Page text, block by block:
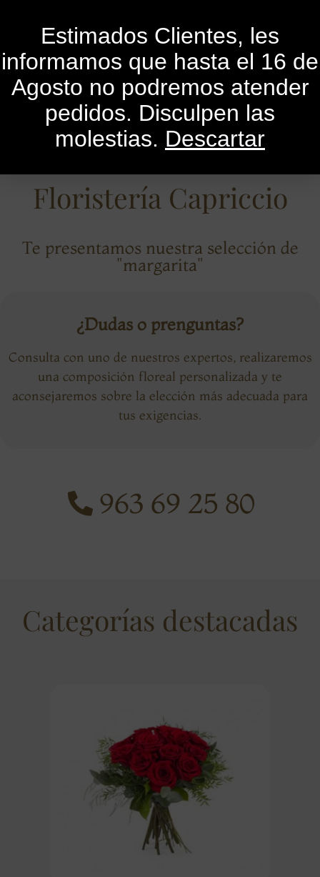
Estimados Clientes, les
informamos que hasta el 16 de
Agosto no podremos atender
pedidos. Disculpen las
molestias. Descartar
Floristería Capriccio
Te presentamos nuestra selección de
"margarita"
¿Dudas o prenguntas?
Consulta con uno de nuestros expertos, realizaremos
una composición floreal personalizada y te
aconsejaremos sobre la elección más adecuada para
tus exigencias.
963 69 25 80
Categorías destacadas